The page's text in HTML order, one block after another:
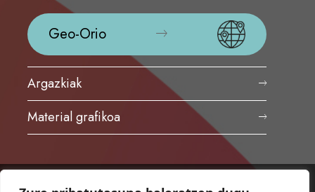
Geo-Orio
Argazkiak
Material grafikoa